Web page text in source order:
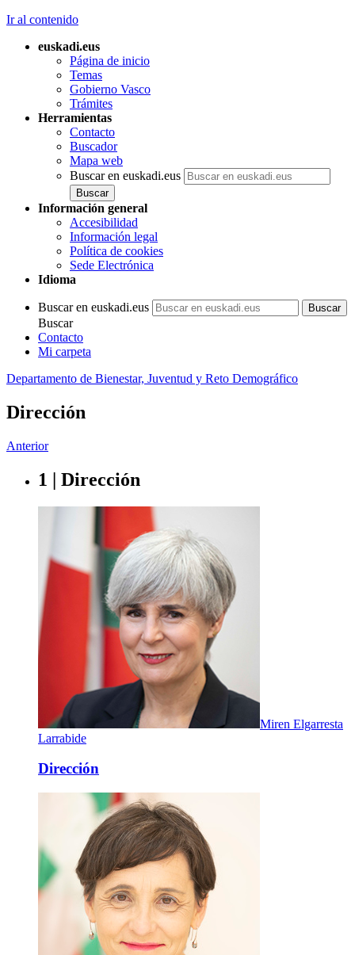
Ir al contenido
euskadi.eus
Página de inicio
Temas
Gobierno Vasco
Trámites
Herramientas
Contacto
Buscador
Mapa web
Buscar en euskadi.eus
Información general
Accesibilidad
Información legal
Política de cookies
Sede Electrónica
Idioma
Buscar en euskadi.eus
Buscar
Contacto
Mi carpeta
Departamento de Bienestar, Juventud y Reto Demográfico
Dirección
Anterior
1 | Dirección
Miren Elgarresta
Larrabide
Dirección